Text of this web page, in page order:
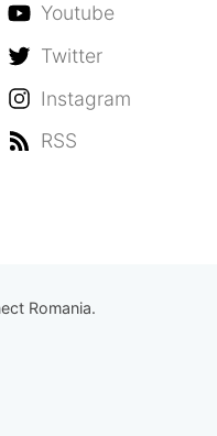
Youtube
Twitter
Instagram
RSS
Romania.